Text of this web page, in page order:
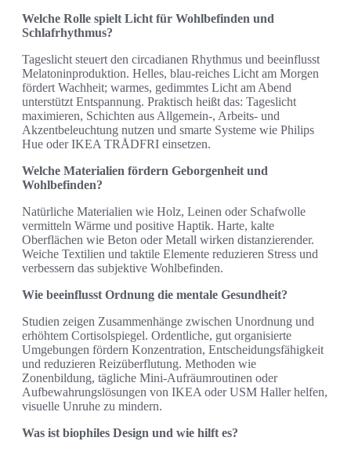
Welche Rolle spielt Licht für Wohlbefinden und
Schlafrhythmus?
Tageslicht steuert den circadianen Rhythmus und beeinflusst
Melatoninproduktion. Helles, blau-reiches Licht am Morgen
fördert Wachheit; warmes, gedimmtes Licht am Abend
unterstützt Entspannung. Praktisch heißt das: Tageslicht
maximieren, Schichten aus Allgemein-, Arbeits- und
Akzentbeleuchtung nutzen und smarte Systeme wie Philips
Hue oder IKEA TRÅDFRI einsetzen.
Welche Materialien fördern Geborgenheit und
Wohlbefinden?
Natürliche Materialien wie Holz, Leinen oder Schafwolle
vermitteln Wärme und positive Haptik. Harte, kalte
Oberflächen wie Beton oder Metall wirken distanzierender.
Weiche Textilien und taktile Elemente reduzieren Stress und
verbessern das subjektive Wohlbefinden.
Wie beeinflusst Ordnung die mentale Gesundheit?
Studien zeigen Zusammenhänge zwischen Unordnung und
erhöhtem Cortisolspiegel. Ordentliche, gut organisierte
Umgebungen fördern Konzentration, Entscheidungsfähigkeit
und reduzieren Reizüberflutung. Methoden wie
Zonenbildung, tägliche Mini-Aufräumroutinen oder
Aufbewahrungslösungen von IKEA oder USM Haller helfen,
visuelle Unruhe zu mindern.
Was ist biophiles Design und wie hilft es?